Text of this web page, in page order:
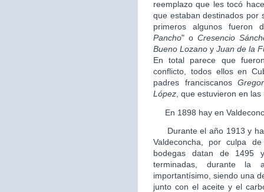
reemplazo que les tocó
que estaban destinados por
primeros algunos fueron
Pancho" o Cresencio
Bueno Lozano y Juan de la
En total parece que
conflicto, todos ellos en
padres franciscanos
López, que estuvieron en las
En 1898 hay en
Durante el año 1913 y
Valdeconcha, por culpa
bodegas datan de 1495
terminadas, durante la
importantísimo, siendo una
junto con el aceite y el